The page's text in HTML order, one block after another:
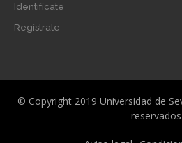
Identifícate
Regístrate
© Copyright 2019 Universidad de
reservados